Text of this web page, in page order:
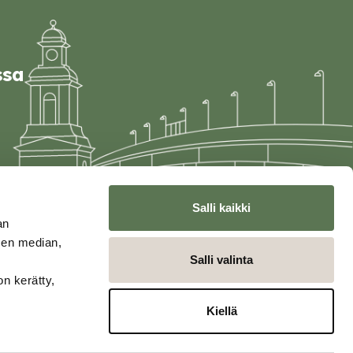
median,
kerätty,
Salli kaikki
Salli valinta
Kiellä